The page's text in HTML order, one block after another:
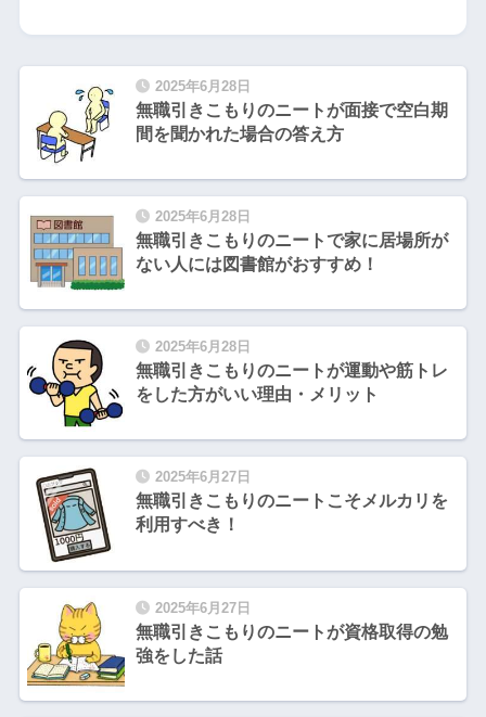
2025年6月28日
無職引きこもりのニートが面接で空白期
間を聞かれた場合の答え方
2025年6月28日
無職引きこもりのニートで家に居場所が
ない人には図書館がおすすめ！
2025年6月28日
無職引きこもりのニートが運動や筋トレ
をした方がいい理由・メリット
2025年6月27日
無職引きこもりのニートこそメルカリを
利用すべき！
2025年6月27日
無職引きこもりのニートが資格取得の勉
強をした話